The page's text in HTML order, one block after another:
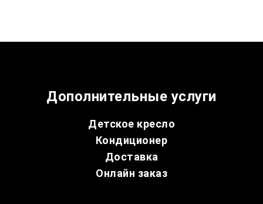
Дополнительные услуги
Детское кресло
Кондиционер
Доставка
Онлайн заказ